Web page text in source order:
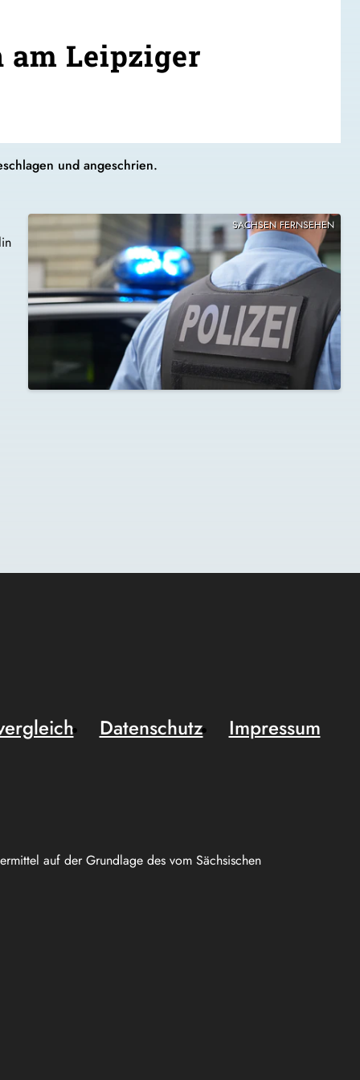
Leipziger
und angeschrien.
SACHSEN FERNSEHEN
auf der Grundlage des vom Sächsischen
Datenschutz
Impressum